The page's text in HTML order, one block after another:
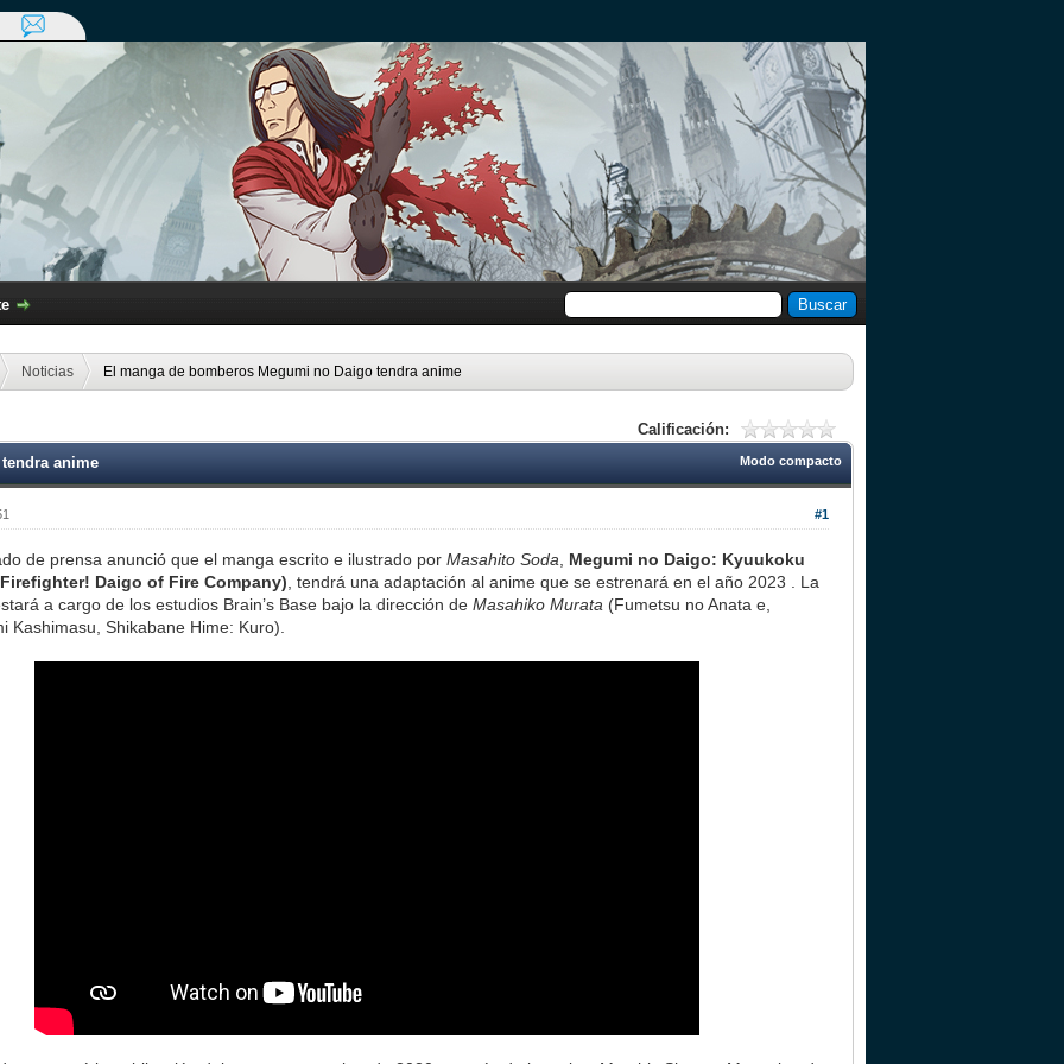
Noticias El manga de bomberos Megumi no Daigo tendra anime
Calificación:
Modo compacto
anime
#1
de prensa anunció que el manga escrito e ilustrado porMasahito Soda
Megumi no Daigo: Kyuukoku
Daigo of Fire Company) , tendrá una adaptación al anime que se estrenará en el año 2023 . La
a cargo de los estudios Brain’s Base bajo la dirección deMasahiko Murata (Fumetsu no Anata e,
Kashimasu, Shikabane Hime: Kuro).